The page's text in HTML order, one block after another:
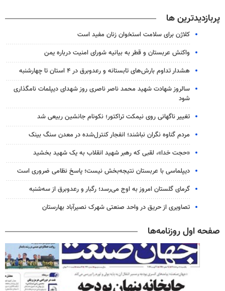
پربازدیدترین ها
کلاژن برای سلامت استخوان زنان مفید است
واکنش عربستان و قطر به بیانیه شورای امنیت درباره یمن
هشدار تداوم بارش‌های تابستانه و رعدوبرق در ۴ استان تا چهارشنبه
سالروز شهادت شهید محمد ناصر ناصری روز شهدای دیپلمات نامگذاری
شود
تغییر ناگهانی روی نیمکت تراکتور؛ نکونام جانشین ربیعی شد
مردم گناوه نگران نباشند؛ انفجار کنترل‌شده در معدن سنگ بینک
«حجت خدا»، لقبی که رهبر شهید انقلاب به یک شهید بخشید
دیپلماسی با عربستان نتیجه‌بخش نیست؛ پاسخ نظامی ضروری است
گرمای گلستان امروز به اوج می‌رسد؛ رگبار و رعدوبرق از سه‌شنبه
تصاویری از حریق در واحد صنعتی شهرک نصیرآباد بهارستان
صفحه اول روزنامه‌ها